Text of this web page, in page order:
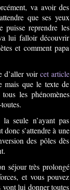
va avoir des
que ses yeux
puisse reprendre les
lui falloir découvrir
et comment papa
d’aller voircet article
mais que le texte de
les phénomènes
seule n’ayant pas
donc s’attendre à une
des pôles dès
séjour très prolongé
et vous pouvez
vont lui donner toutes